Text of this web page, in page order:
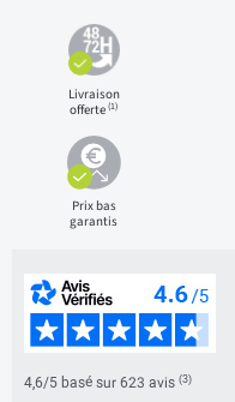
Livraison
offerte(1)
Prix bas
garantis
4,6/5 basé sur 623 avis (3)